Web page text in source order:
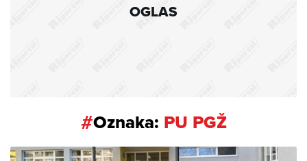
OGLAS
#Oznaka: PU PGŽ